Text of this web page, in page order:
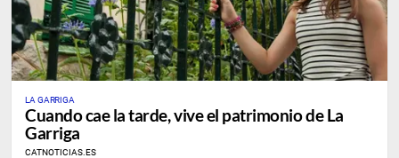
LA GARRIGA
Cuando cae la tarde, vive el patrimonio de La
Garriga
CATNOTICIAS.ES